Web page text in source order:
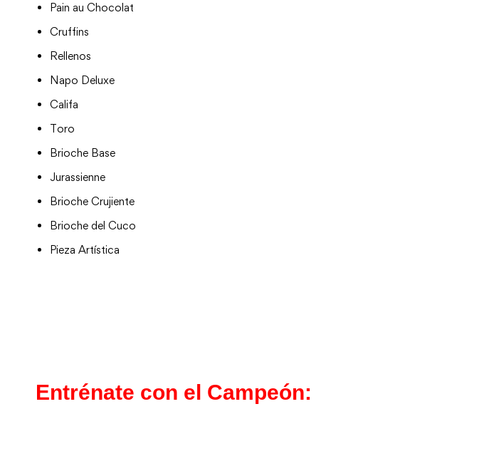
Pain au Chocolat
Cruffins
Rellenos
Napo Deluxe
Califa
Toro
Brioche Base
Jurassienne
Brioche Crujiente
Brioche del Cuco
Pieza Artística
Entrénate con el Campeón: